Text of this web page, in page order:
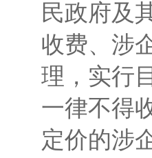
民政府及
收费、涉
理，实行
一律不得
定价的涉